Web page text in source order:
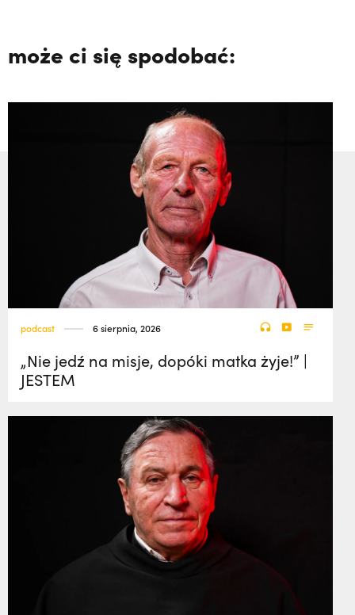
może ci się spodobać:
podcast 6 sierpnia, 2026
„Nie jedź na misje, dopóki matka żyje!” |
JESTEM